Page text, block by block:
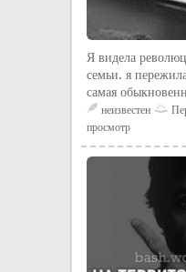
Я видела
семьи. я
самая
неизвестен
просмотр